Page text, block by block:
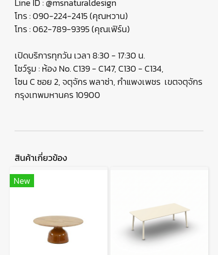
Line ID : @msnaturaldesign
โทร : 090-224-2415 (คุณหวาน)
โทร : 062-789-9395 (คุณเฟิร์น)
เปิดบริการทุกวัน เวลา 8:30 - 17:30 น.
โชว์รูม : ห้อง No. C139 - C147, C130 - C134,
โซน C ซอย 2, จตุจักร พลาซ่า, กำแพงเพชร เขตจตุจักร
กรุงเทพมหานคร 10900
สินค้าเกี่ยวข้อง
New